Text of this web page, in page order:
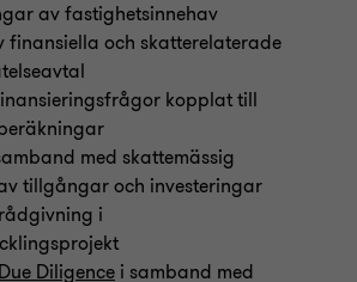
av fastighetsinnehav
finansiella och skatterelaterade
kopplat till
med skattemässig
tillgångar och investeringar
i
Diligence i samband med